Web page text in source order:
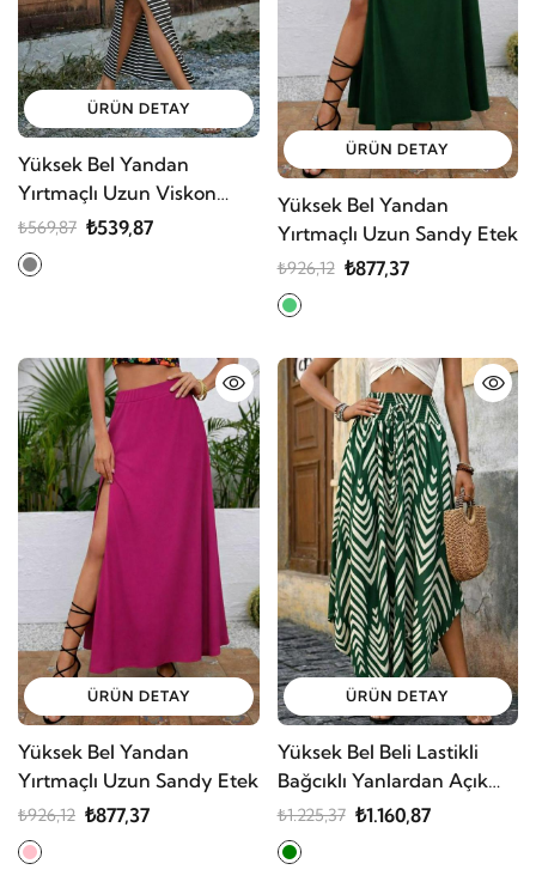
ÜRÜN DETAY
Yüksek Bel Yandan
Yırtmaçlı Uzun Viskon
Etek
₺569,87 ₺539,87
ÜRÜN DETAY
Yüksek Bel Yandan
Yırtmaçlı Uzun Sandy Etek
₺926,12 ₺877,37
ÜRÜN DETAY
Yüksek Bel Yandan
Yırtmaçlı Uzun Sandy Etek
₺926,12 ₺877,37
ÜRÜN DETAY
Yüksek Bel Beli Lastikli
Bağcıklı Yanlardan Açık
Uzun Süprem Etek
₺1.225,37 ₺1.160,87